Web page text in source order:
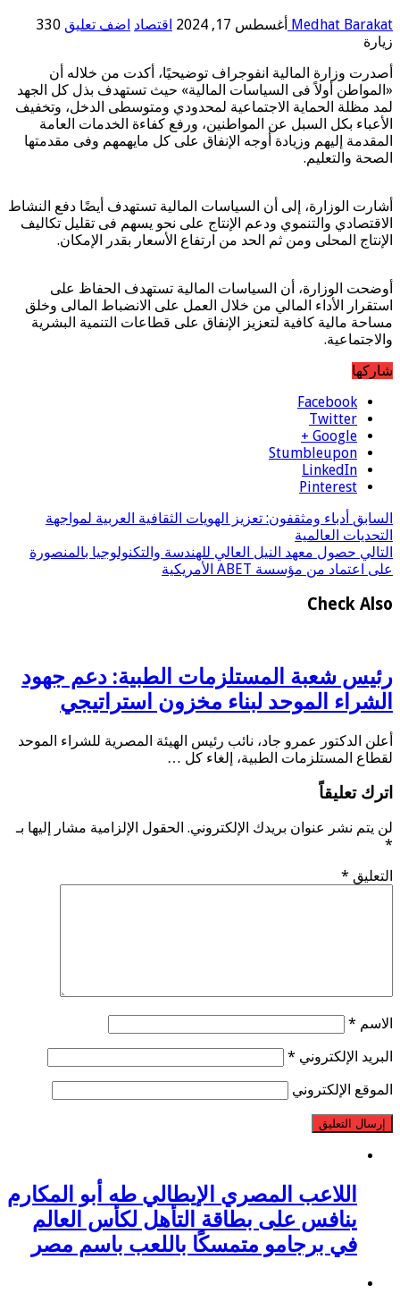
Medhat Barakat أغسطس 17, 2024 اقتصاد اضف تعليق 330
زيارة
أصدرت وزارة المالية انفوجراف توضيحيًا، أكدت من خلاله أن
«المواطن أولاً فى السياسات المالية» حيث تستهدف بذل كل الجهد
لمد مظلة الحماية الاجتماعية لمحدودي ومتوسطى الدخل، وتخفيف
الأعباء بكل السبل عن المواطنين، ورفع كفاءة الخدمات العامة
المقدمة إليهم وزيادة أوجه الإنفاق على كل مايهمهم وفى مقدمتها
الصحة والتعليم.
أشارت الوزارة، إلى أن السياسات المالية تستهدف أيضًا دفع النشاط
الاقتصادي والتنموي ودعم الإنتاج على نحو يسهم فى تقليل تكاليف
الإنتاج المحلى ومن ثم الحد من ارتفاع الأسعار بقدر الإمكان.
أوضحت الوزارة، أن السياسات المالية تستهدف الحفاظ على
استقرار الأداء المالي من خلال العمل على الانضباط المالى وخلق
مساحة مالية كافية لتعزيز الإنفاق على قطاعات التنمية البشرية
والاجتماعية.
شاركها
Facebook
Twitter
Google +
Stumbleupon
LinkedIn
Pinterest
السابق أدباء ومثقفون: تعزيز الهويات الثقافية العربية لمواجهة
التحديات العالمية
التالي حصول معهد النيل العالي للهندسة والتكنولوجيا بالمنصورة
على اعتماد من مؤسسة ABET الأمريكية
Check Also
رئيس شعبة المستلزمات الطبية: دعم جهود
الشراء الموحد لبناء مخزون استراتيجي
أعلن الدكتور عمرو جاد، نائب رئيس الهيئة المصرية للشراء الموحد
لقطاع المستلزمات الطبية، إلغاء كل …
اترك تعليقاً
لن يتم نشر عنوان بريدك الإلكتروني. الحقول الإلزامية مشار إليها بـ
*
التعليق *
الاسم *
البريد الإلكتروني *
الموقع الإلكتروني
اللاعب المصري الإيطالي طه أبو المكارم
ينافس على بطاقة التأهل لكأس العالم
في برجامو متمسكًا باللعب باسم مصر